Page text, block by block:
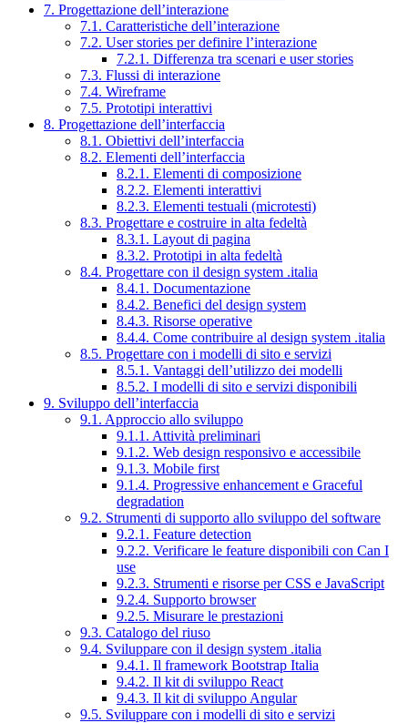
7. Progettazione dell’interazione
7.1. Caratteristiche dell’interazione
7.2. User stories per definire l’interazione
7.2.1. Differenza tra scenari e user stories
7.3. Flussi di interazione
7.4. Wireframe
7.5. Prototipi interattivi
8. Progettazione dell’interfaccia
8.1. Obiettivi dell’interfaccia
8.2. Elementi dell’interfaccia
8.2.1. Elementi di composizione
8.2.2. Elementi interattivi
8.2.3. Elementi testuali (microtesti)
8.3. Progettare e costruire in alta fedeltà
8.3.1. Layout di pagina
8.3.2. Prototipi in alta fedeltà
8.4. Progettare con il design system .italia
8.4.1. Documentazione
8.4.2. Benefici del design system
8.4.3. Risorse operative
8.4.4. Come contribuire al design system .italia
8.5. Progettare con i modelli di sito e servizi
8.5.1. Vantaggi dell’utilizzo dei modelli
8.5.2. I modelli di sito e servizi disponibili
9. Sviluppo dell’interfaccia
9.1. Approccio allo sviluppo
9.1.1. Attività preliminari
9.1.2. Web design responsivo e accessibile
9.1.3. Mobile first
9.1.4. Progressive enhancement e Graceful
degradation
9.2. Strumenti di supporto allo sviluppo del software
9.2.1. Feature detection
9.2.2. Verificare le feature disponibili con Can I
use
9.2.3. Strumenti e risorse per CSS e JavaScript
9.2.4. Supporto browser
9.2.5. Misurare le prestazioni
9.3. Catalogo del riuso
9.4. Sviluppare con il design system .italia
9.4.1. Il framework Bootstrap Italia
9.4.2. Il kit di sviluppo React
9.4.3. Il kit di sviluppo Angular
9.5. Sviluppare con i modelli di sito e servizi